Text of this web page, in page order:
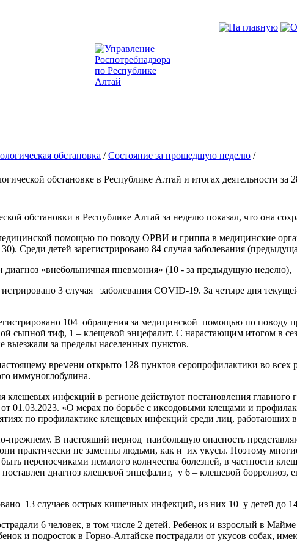
обстановка /Состояние за прошедшую неделю /
обстановке в Республике Алтай и итогах деятельности за
обстановки в Республике Алтай за неделю показал, что она
помощью по поводу ОРВИ и гриппа в медицинские
Среди детей зарегистрировано 84 случая заболевания
диагноз «внебольничная пневмония» (10 - за предыдущую
3 случая заболевания COVID-19. За четыре дня
104 обращения за медицинской помощью по поводу
сыпной тиф, 1 – клещевой энцефалит. С нарастающим итогом в
за пределы населенных пунктов.
времени открыто 128 пунктов серопрофилактики во всех
иммуноглобулина.
клещевых инфекций в регионе действуют постановления главного
01.03.2023. «О мерах по борьбе с иксодовыми клещами и
по профилактике клещевых инфекций среди лиц, работающих
прежнему. В настоящий период наибольшую опасность
они практически не заметны людьми, как и их укусы. Поэтому
переносчиками немалого количества болезней, в частности
поставлен диагноз клещевой энцефалит, у 6 – клещевой боррелиоз,
13 случаев острых кишечных инфекций, из них 10 у детей до
6 человек, в том числе 2 детей. Ребенок и взрослый в
и подросток в Горно-Алтайске пострадали от укусов собак,